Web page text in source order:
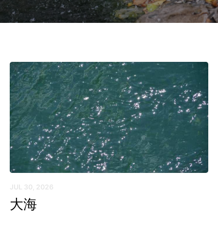
JUL 30, 2026
大海